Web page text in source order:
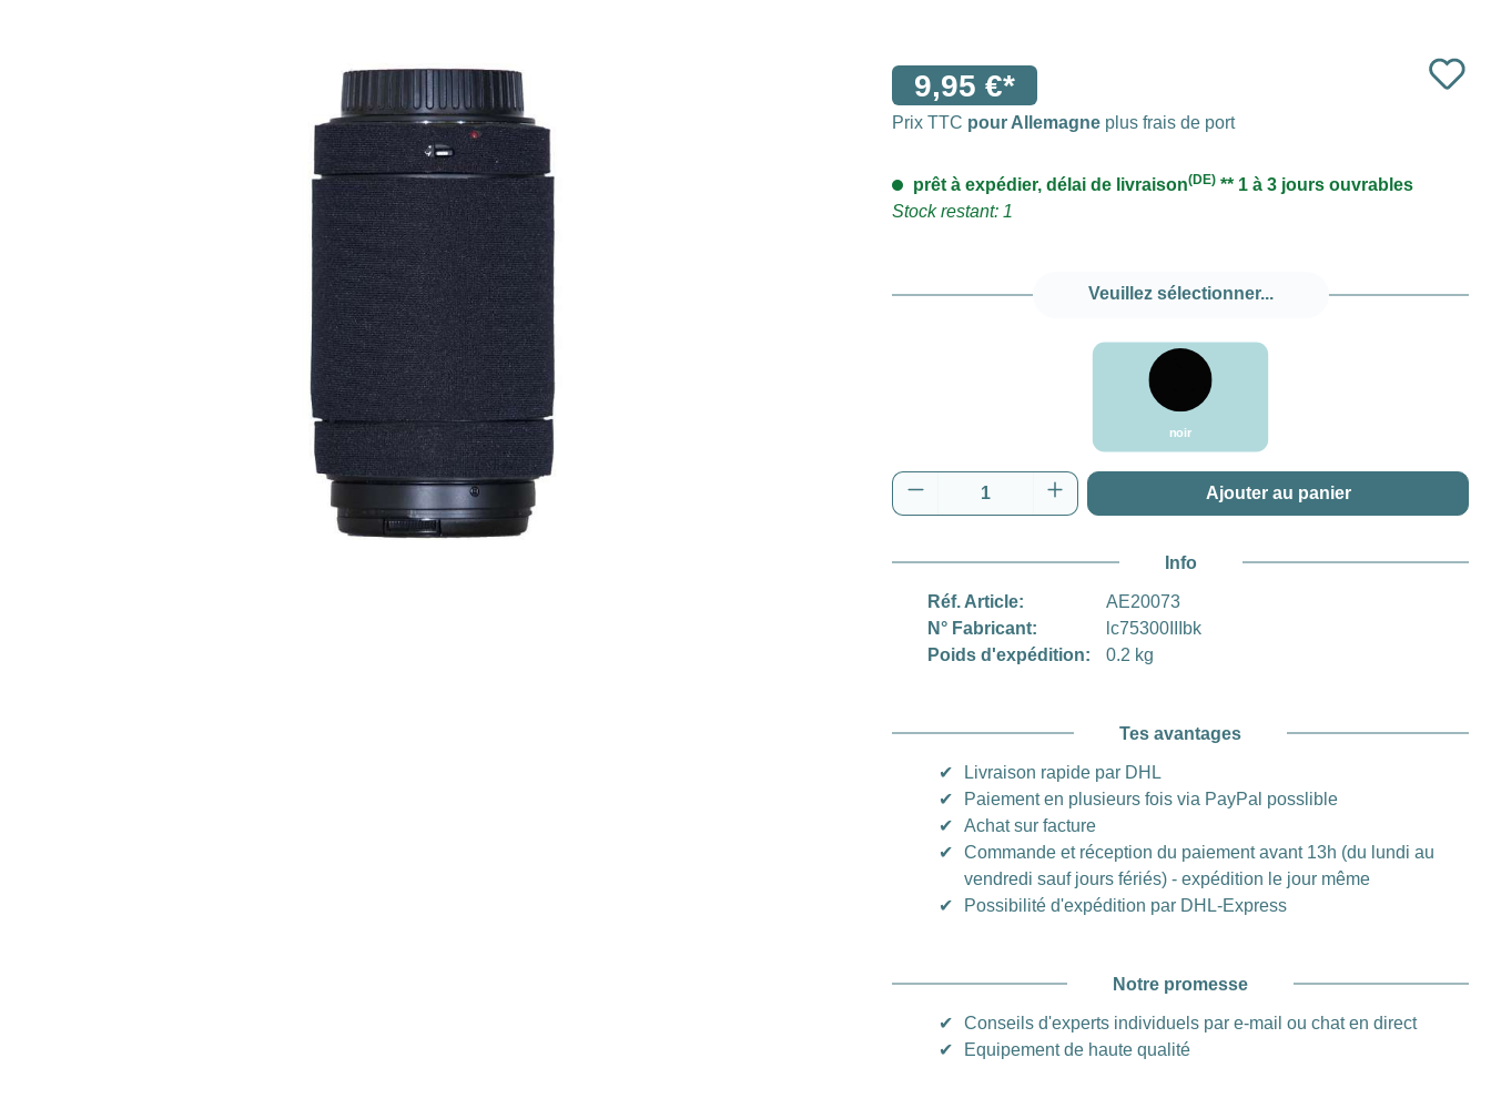
9,95 €*
Prix TTC pour Allemagne plus frais de port
prêt à expédier, délai de livraison(DE) ** 1 à 3 jours ouvrables
Stock restant: 1
Veuillez sélectionner...
noir
Quantité de produit : Entrez la quantité souhaitée
Ajouter au panier
Info
Réf. Article:
AE20073
N° Fabricant:
lc75300IIIbk
Poids d'expédition:
0.2 kg
Tes avantages
✔
Livraison rapide par DHL
✔
Paiement en plusieurs fois via PayPal posslible
✔
Achat sur facture
✔
Commande et réception du paiement avant 13h (du lundi au
vendredi sauf jours fériés) - expédition le jour même
✔
Possibilité d'expédition par DHL-Express
Notre promesse
✔
Conseils d'experts individuels par e-mail ou chat en direct
✔
Equipement de haute qualité